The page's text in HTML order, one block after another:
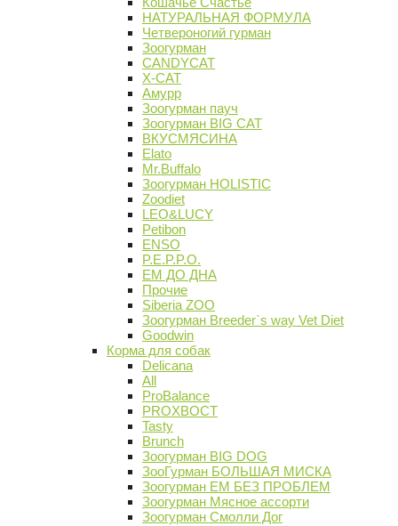
НАТУРАЛЬНАЯ ФОРМУЛА
Четвероногий гурман
Зоогурман
CANDYCAT
X-CAT
Амурр
Зоогурман пауч
Зоогурман BIG CAT
ВКУСМЯСИНА
Elato
Mr.Buffalo
Зоогурман HOLISTIC
Zoodiet
LEO&LUCY
Petibon
ENSO
P.E.P.P.O.
ЕМ ДО ДНА
Прочие
Siberia ZOO
Зоогурман Breeder`s way Vet Diet
Goodwin
Корма для собак
Delicana
All
ProBalance
PROХВОСТ
Tasty
Brunch
Зоогурман BIG DOG
ЗооГурман БОЛЬШАЯ МИСКА
Зоогурман ЕМ БЕЗ ПРОБЛЕМ
Зоогурман Мясное ассорти
Зоогурман Смолли Дог